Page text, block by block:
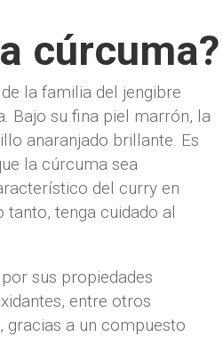
cúrcuma?
la familia del jengibre
Bajo su fina piel marrón, la
anaranjado brillante. Es
la cúrcuma sea
del curry en
tanto, tenga cuidado al
sus propiedades
entre otros
gracias a un compuesto